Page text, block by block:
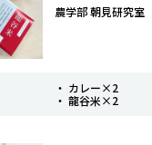
農学部 朝見研究室
・ カレー×2
・ 龍谷米×2